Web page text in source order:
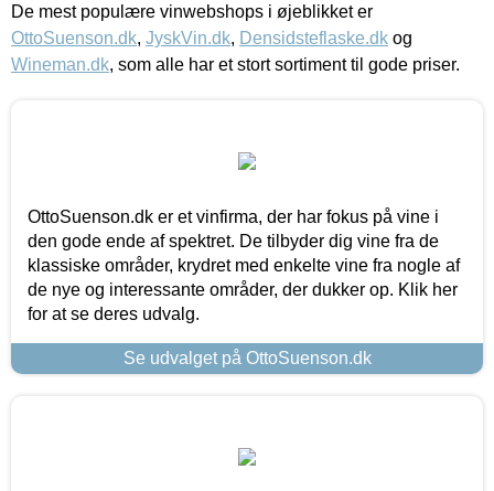
De mest populære vinwebshops i øjeblikket er
OttoSuenson.dk, JyskVin.dk, Densidsteflaske.dk og
Wineman.dk, som alle har et stort sortiment til gode priser.
OttoSuenson.dk er et vinfirma, der har fokus på vine i
den gode ende af spektret. De tilbyder dig vine fra de
klassiske områder, krydret med enkelte vine fra nogle af
de nye og interessante områder, der dukker op. Klik her
for at se deres udvalg.
Se udvalget på OttoSuenson.dk